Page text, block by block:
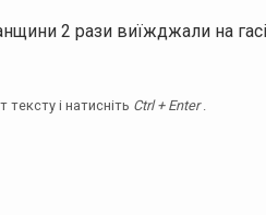
2 рази виїжджали на
і натисніть Ctrl + Enter